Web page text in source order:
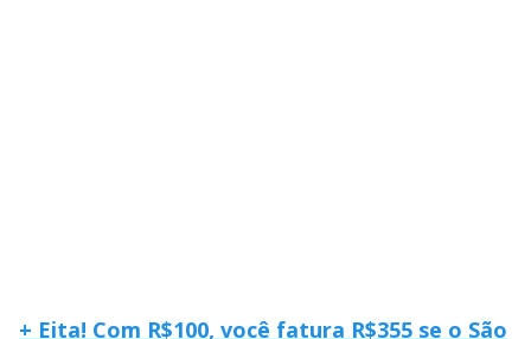
+ Eita! Com R$100, você fatura R$355 se o São